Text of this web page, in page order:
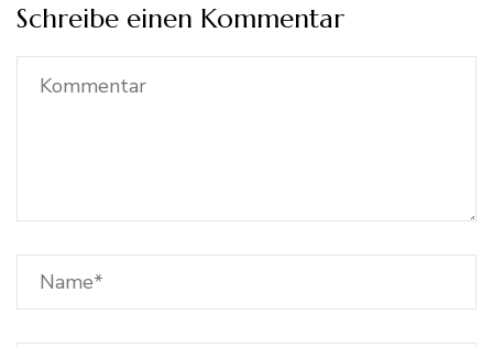
Schreibe einen Kommentar